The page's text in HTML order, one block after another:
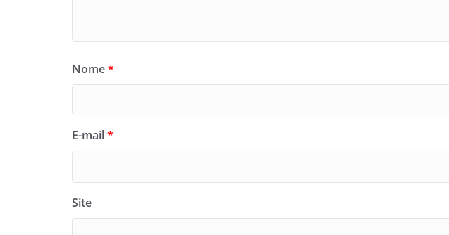
Nome*
E-mail*
Site